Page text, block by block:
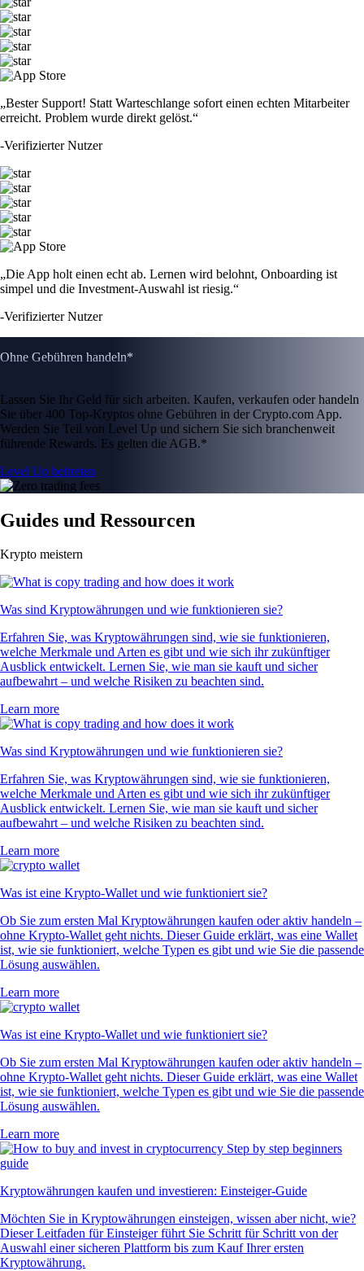
„Bester Support! Statt Warteschlange sofort einen echten Mitarbeiter
erreicht. Problem wurde direkt gelöst.“
-Verifizierter Nutzer
„Die App holt einen echt ab. Lernen wird belohnt, Onboarding ist
simpel und die Investment-Auswahl ist riesig.“
-Verifizierter Nutzer
Ohne Gebühren handeln*
Lassen Sie Ihr Geld für sich arbeiten. Kaufen, verkaufen oder handeln
Sie über 400 Top-Kryptos ohne Gebühren in der Crypto.com App.
Werden Sie Teil von Level Up und sichern Sie sich branchenweit
führende Rewards. Es gelten die AGB.*
Level Up beitreten
Guides und Ressourcen
Krypto meistern
Was sind Kryptowährungen und wie funktionieren sie?
Erfahren Sie, was Kryptowährungen sind, wie sie funktionieren,
welche Merkmale und Arten es gibt und wie sich ihr zukünftiger
Ausblick entwickelt. Lernen Sie, wie man sie kauft und sicher
aufbewahrt – und welche Risiken zu beachten sind.
Learn more
Was sind Kryptowährungen und wie funktionieren sie?
Erfahren Sie, was Kryptowährungen sind, wie sie funktionieren,
welche Merkmale und Arten es gibt und wie sich ihr zukünftiger
Ausblick entwickelt. Lernen Sie, wie man sie kauft und sicher
aufbewahrt – und welche Risiken zu beachten sind.
Learn more
Was ist eine Krypto-Wallet und wie funktioniert sie?
Ob Sie zum ersten Mal Kryptowährungen kaufen oder aktiv handeln –
ohne Krypto-Wallet geht nichts. Dieser Guide erklärt, was eine Wallet
ist, wie sie funktioniert, welche Typen es gibt und wie Sie die passende
Lösung auswählen.
Learn more
Was ist eine Krypto-Wallet und wie funktioniert sie?
Ob Sie zum ersten Mal Kryptowährungen kaufen oder aktiv handeln –
ohne Krypto-Wallet geht nichts. Dieser Guide erklärt, was eine Wallet
ist, wie sie funktioniert, welche Typen es gibt und wie Sie die passende
Lösung auswählen.
Learn more
Kryptowährungen kaufen und investieren: Einsteiger-Guide
Möchten Sie in Kryptowährungen einsteigen, wissen aber nicht, wie?
Dieser Leitfaden für Einsteiger führt Sie Schritt für Schritt von der
Auswahl einer sicheren Plattform bis zum Kauf Ihrer ersten
Kryptowährung.